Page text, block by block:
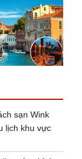
sạn Wink
lịch khu vực